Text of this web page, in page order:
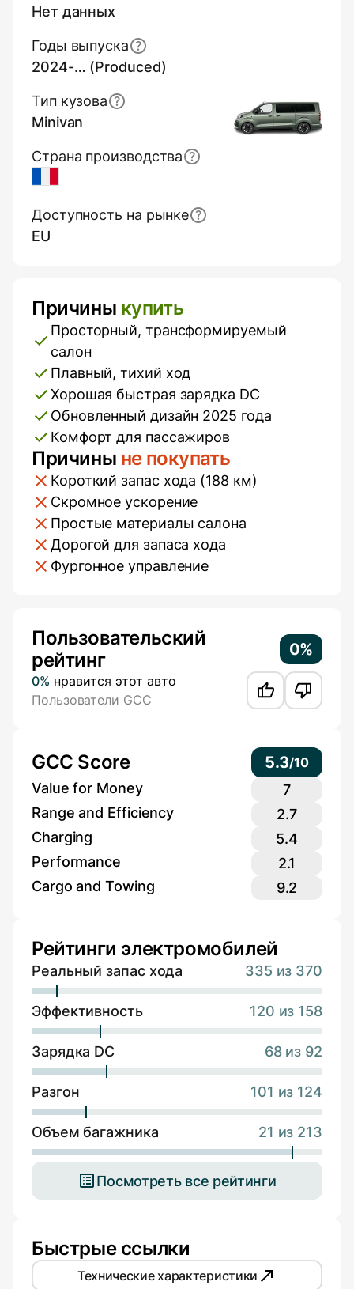
Нет данных
Страна производства
Годы выпуска
2024-… (Produced)
Тип кузова
Minivan
Доступность на рынке
EU
Плюсы и минусы
Причины купить
Просторный, трансформируемый
салон
Плавный, тихий ход
Хорошая быстрая зарядка DC
Обновленный дизайн 2025 года
Комфорт для пассажиров
Причины не покупать
Короткий запас хода (188 км)
Скромное ускорение
Простые материалы салона
Дорогой для запаса хода
Фургонное управление
Пользовательский
рейтинг
0%
0% нравится этот авто
Пользователи GCC
GCC Score 5.3/10
Value for Money
7
Range and Efficiency
2.7
Charging
5.4
Performance
2.1
Cargo and Towing
9.2
Рейтинги электромобилей
Реальный запас хода 335 из 370
Эффективность 120 из 158
Зарядка DC 68 из 92
Разгон 101 из 124
Объем багажника 21 из 213
Посмотреть все рейтинги
Быстрые ссылки
Технические характеристики